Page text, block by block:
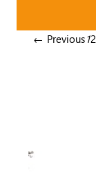
← Previous12